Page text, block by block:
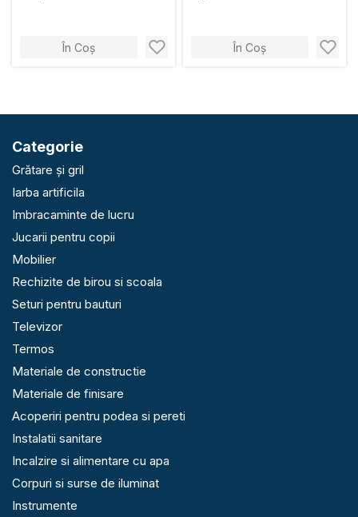
În Coș În Coș
Categorie
Grătare și gril
Iarba artificila
Imbracaminte de lucru
Jucarii pentru copii
Mobilier
Rechizite de birou si scoala
Seturi pentru bauturi
Televizor
Termos
Materiale de constructie
Materiale de finisare
Acoperiri pentru podea si pereti
Instalatii sanitare
Incalzire si alimentare cu apa
Corpuri si surse de iluminat
Instrumente